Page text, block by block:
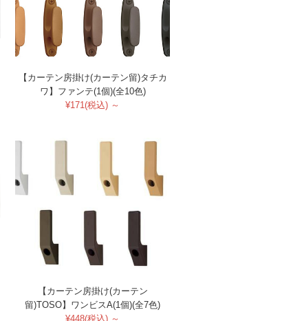
【カーテン房掛け(カーテン留)タチカ
ワ】ファンテ(1個)(全10色)
¥171(税込) ～
【カーテン房掛け(カーテン
留)TOSO】ワンビスA(1個)(全7色)
¥448(税込) ～